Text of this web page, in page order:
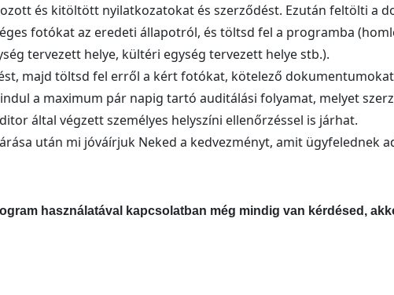
és kitöltött nyilatkozatokat és szerződést. Ezután feltölti a
fotókat az eredeti állapotról, és töltsd fel a programba
tervezett helye, kültéri egység tervezett helye stb.).
majd töltsd fel erről a kért fotókat, kötelező
a maximum pár napig tartó auditálási folyamat, melyet
által végzett személyes helyszíni ellenőrzéssel is járhat.
után mi jóváírjuk Neked a kedvezményt, amit ügyfelednek
használatával kapcsolatban még mindig van kérdésed,